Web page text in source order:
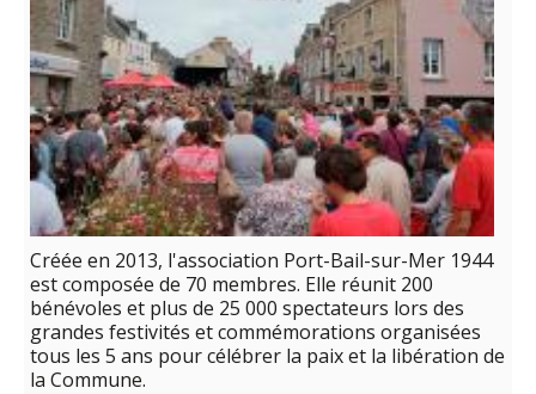
Créée en 2013, l'association Port-Bail-sur-Mer 1944
est composée de 70 membres. Elle réunit 200
bénévoles et plus de 25 000 spectateurs lors des
grandes festivités et commémorations organisées
tous les 5 ans pour célébrer la paix et la libération de
la Commune.